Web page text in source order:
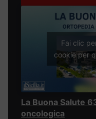
Fai clic
cookie per
La Buona Salute
oncologica